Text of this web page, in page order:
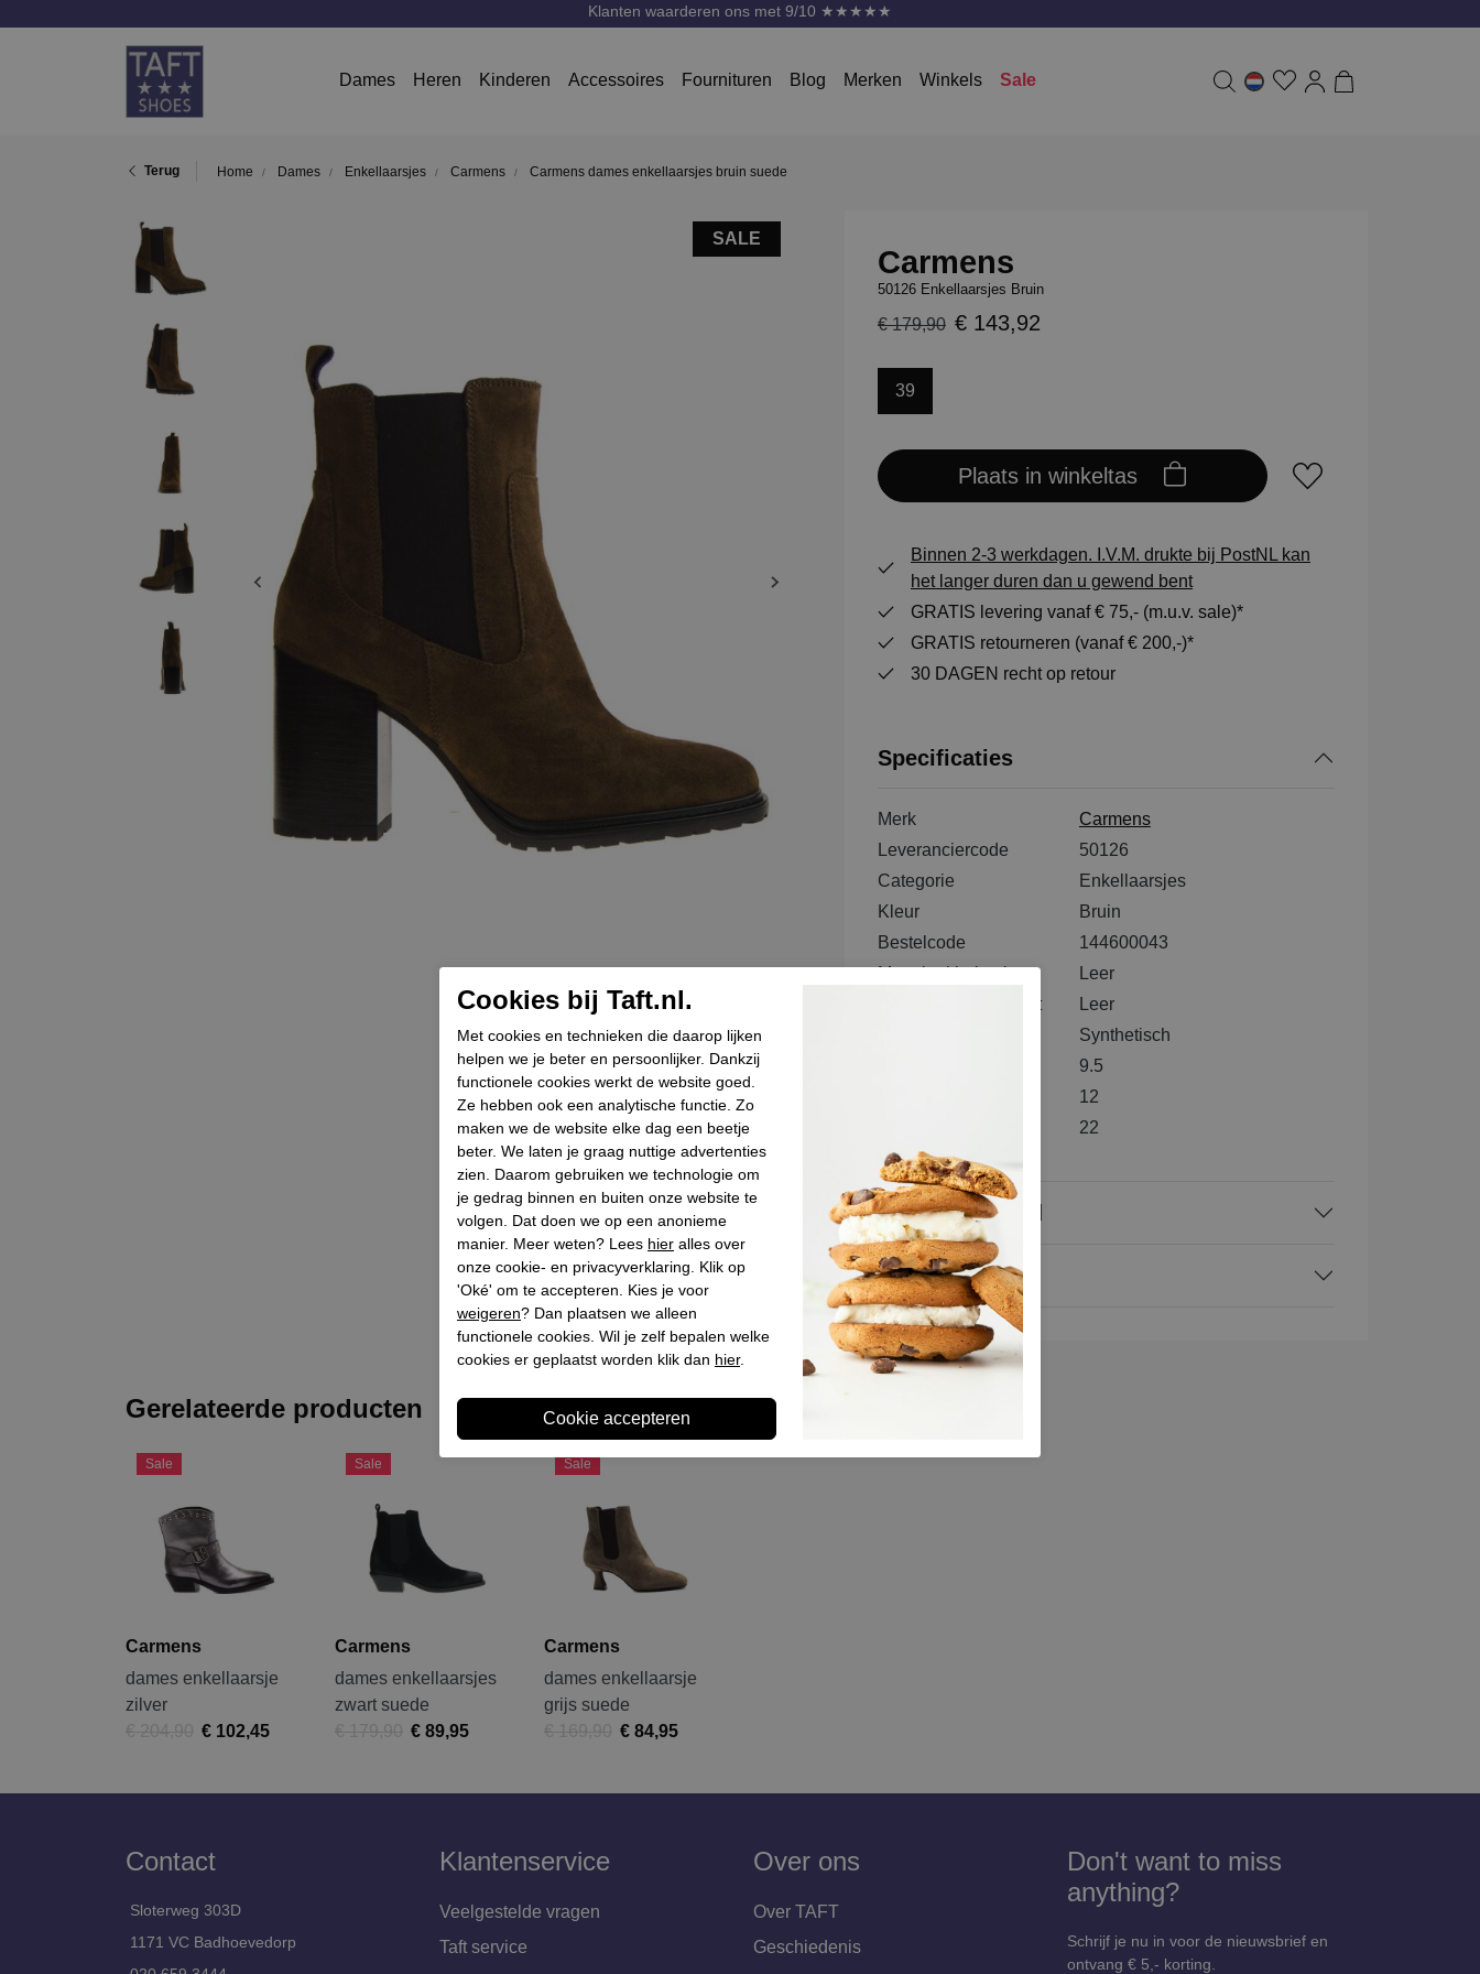
Klanten waarderen ons met 9/10 ★★★★★
Dames Heren Kinderen Accessoires Fournituren Blog Merken Winkels Sale
Terug Home Dames Enkellaarsjes Carmens Carmens dames enkellaarsjes bruin suede
SALE
Carmens
50126 Enkellaarsjes Bruin
€ 179,90 € 143,92
39
Plaats in winkeltas
Binnen 2-3 werkdagen. I.V.M. drukte bij PostNL kan
het langer duren dan u gewend bent
GRATIS levering vanaf € 75,- (m.u.v. sale)*
GRATIS retourneren (vanaf € 200,-)*
30 DAGEN recht op retour
Specificaties
Merk
Carmens
Leveranciercode
50126
Categorie
Enkellaarsjes
Kleur
Bruin
Bestelcode
144600043
Materiaal buitenkant
Leer
Materiaal binnenkant
Leer
Synthetisch
9.5
12
22
Winkelvoorraad
Omschrijving
Gerelateerde producten
Sale
Carmens
dames enkellaarsje
zilver
€ 102,45
Sale
Carmens
dames enkellaarsjes
zwart suede
€ 89,95
Sale
Carmens
dames enkellaarsje
grijs suede
€ 84,95
Laatst bekeken
Contact
Sloterweg 303D
1171 VC Badhoevedorp
Klantenservice
Veelgestelde vragen
Taft service
Over ons
Over TAFT
Geschiedenis
Don't want to miss
anything?
Schrijf je nu in voor de nieuwsbrief en
ontvang € 5,- korting.
Cookies bij Taft.nl.
Met cookies en technieken die daarop lijken
helpen we je beter en persoonlijker. Dankzij
functionele cookies werkt de website goed.
Ze hebben ook een analytische functie. Zo
maken we de website elke dag een beetje
beter. We laten je graag nuttige advertenties
zien. Daarom gebruiken we technologie om
je gedrag binnen en buiten onze website te
volgen. Dat doen we op een anonieme
manier. Meer weten? Lees hier alles over
onze cookie- en privacyverklaring. Klik op
'Oké' om te accepteren. Kies je voor
weigeren? Dan plaatsen we alleen
functionele cookies. Wil je zelf bepalen welke
cookies er geplaatst worden klik dan hier.